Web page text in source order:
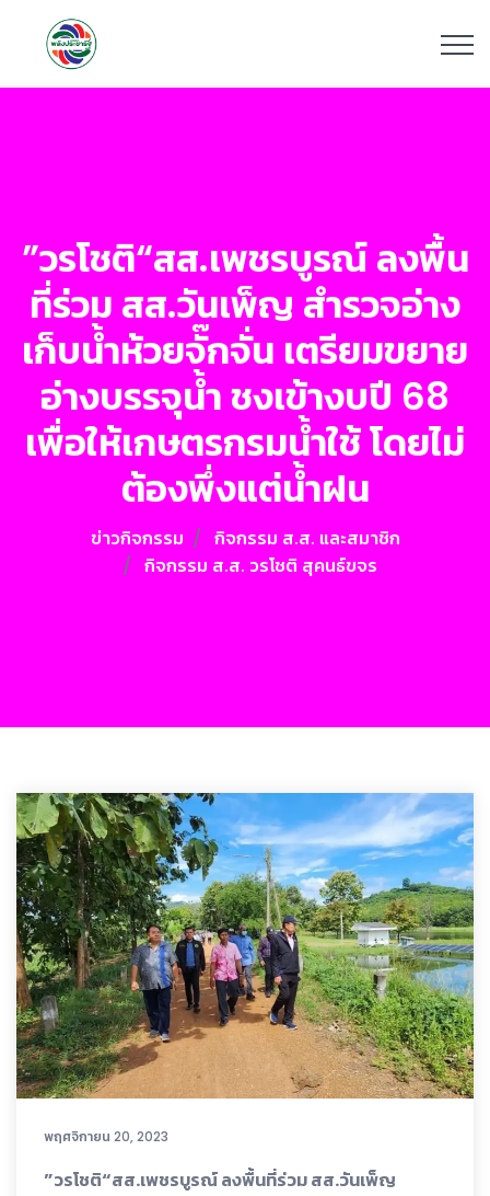
”วรโชติ“สส.เพชรบูรณ์ ลงพื้น
ที่ร่วม สส.วันเพ็ญ สำรวจอ่าง
เก็บน้ำห้วยจั๊กจั่น เตรียมขยาย
อ่างบรรจุน้ำ ชงเข้างบปี 68
เพื่อให้เกษตรกรมน้ำใช้ โดยไม่
ต้องพึ่งแต่น้ำฝน
ข่าวกิจกรรม
กิจกรรม ส.ส. และสมาชิก
กิจกรรม ส.ส. วรโชติ สุคนธ์ขจร
พฤศจิกายน 20, 2023
”วรโชติ“สส.เพชรบูรณ์ ลงพื้นที่ร่วม สส.วันเพ็ญ